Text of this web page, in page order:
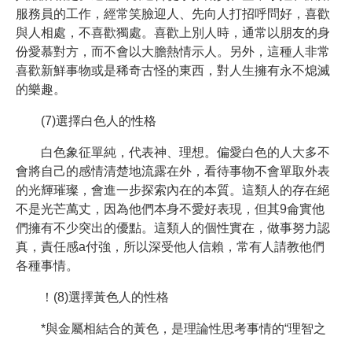
服務員的工作，經常笑臉迎人、先向人打招呼問好，喜歡
與人相處，不喜歡獨處。喜歡上別人時，通常以朋友的身
份愛慕對方，而不會以大膽熱情示人。另外，這種人非常
喜歡新鮮事物或是稀奇古怪的東西，對人生擁有永不熄滅
的樂趣。
(7)選擇白色人的性格
白色象征單純，代表神、理想。偏愛白色的人大多不
會將自己的感情清楚地流露在外，看待事物不會單取外表
的光輝璀璨，會進一步探索內在的本質。這類人的存在絕
不是光芒萬丈，因為他們本身不愛好表現，但其9侖實他
們擁有不少突出的優點。這類人的個性實在，做事努力認
真，責任感a付強，所以深受他人信賴，常有人請教他們
各種事情。
！(8)選擇黃色人的性格
*與金屬相結合的黃色，是理論性思考事情的“理智之